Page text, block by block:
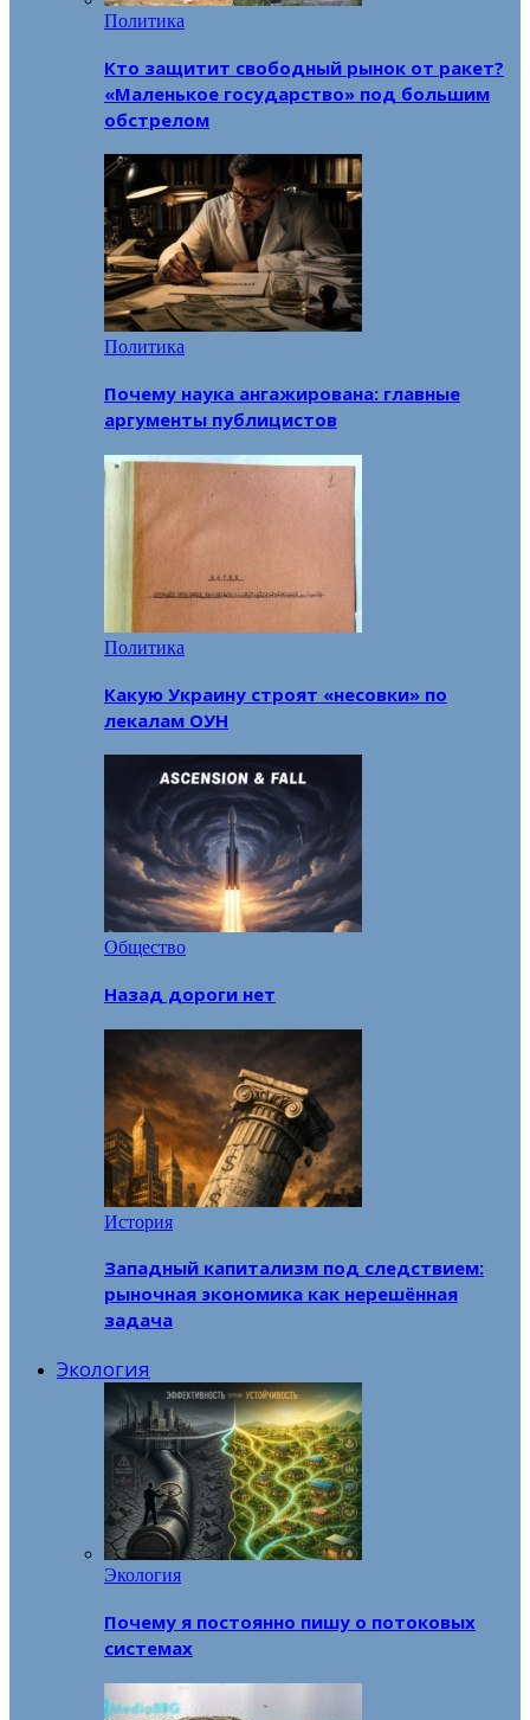
Политика
Кто защитит свободный рынок от ракет?
«Маленькое государство» под большим
обстрелом
Политика
Почему наука ангажирована: главные
аргументы публицистов
Политика
Какую Украину строят «несовки» по
лекалам ОУН
Общество
Назад дороги нет
История
Западный капитализм под следствием:
рыночная экономика как нерешённая
задача
Экология
Экология
Почему я постоянно пишу о потоковых
системах